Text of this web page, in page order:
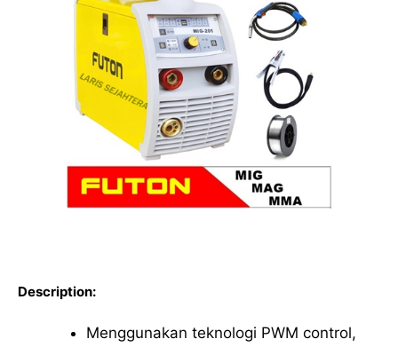
Description:
Menggunakan teknologi PWM control,